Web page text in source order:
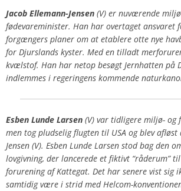
Jacob Ellemann-Jensen (V) er nuværende
fødevareminister. Han har overtaget ansvaret
forgængers planer om at etablere otte nye
for Djurslands kyster. Med en tilladt
kvælstof. Han har netop besøgt Jernhatten på
indlemmes i regeringens kommende
Esben Lunde Larsen (V) var tidligere miljø- og
men tog pludselig flugten til USA og blev afløst
Jensen (V). Esben Lunde Larsen stod bag den
lovgivning, der lancerede et fiktivt “råderum”
forurening af Kattegat. Det har senere vist sig
samtidig være i strid med Helcom-